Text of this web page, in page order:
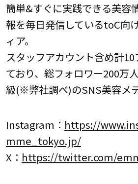
簡単&すぐに実践できる美容
報を毎日発信しているtoC向
ィア。
スタッフアカウント含め計
ており、総フォロワー200万
級(※弊社調べ)のSNS美容メデ
Instagram： https://
mme_tokyo.jp/
X： https://twitter.com/